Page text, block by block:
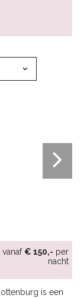
vanaf € 150,- per
nacht
is een